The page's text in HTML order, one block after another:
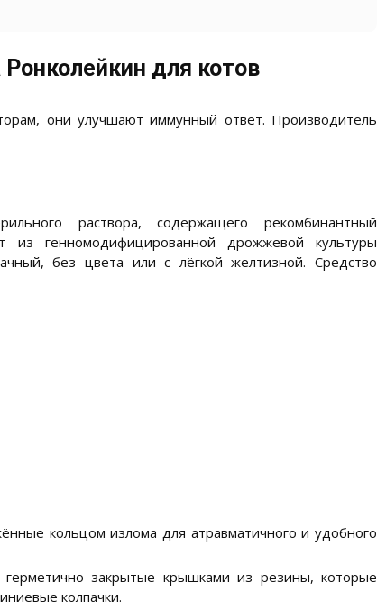
для котов
они улучшают иммунный ответ. Производитель
раствора, содержащего рекомбинантный
из генномодифицированной дрожжевой культуры
без цвета или с лёгкой желтизной. Средство
кольцом излома для атравматичного и удобного
закрытые крышками из резины, которые
колпачки.
ОБЗОР ПОЛНОРАЦИОННОГО
КОРМА ДЛЯ СОБАК NUTRO:
ПРЕМИУМ-БРЕНДА